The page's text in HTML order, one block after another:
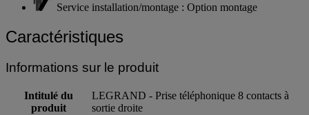
Service installation/montage : Option montage
Caractéristiques
Informations sur le produit
Intitulé du
produit
LEGRAND - Prise téléphonique 8 contacts à
sortie droite